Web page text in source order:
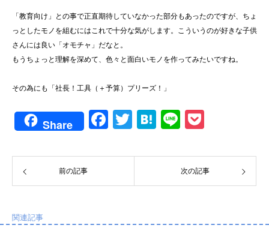
「教育向け」との事で正直期待していなかった部分もあったのですが、ちょ
っとしたモノを組むにはこれで十分な気がします。こういうのが好きな子供
さんには良い「オモチャ」だなと。
もうちょっと理解を深めて、色々と面白いモノを作ってみたいですね。
その為にも「社長！工具（＋予算）プリーズ！」
Share
F
c
T
tt
H
e
Li
e
ck
et
前の記事 次の記事
関連記事